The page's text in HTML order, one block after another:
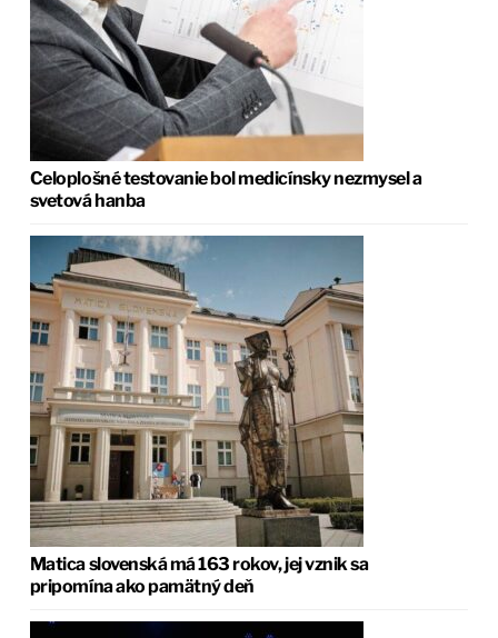
Celoplošné testovanie bol medicínsky nezmysel a
svetová hanba
Matica slovenská má 163 rokov, jej vznik sa
pripomína ako pamätný deň